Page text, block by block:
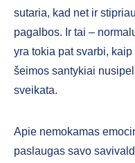
sutaria, kad net ir
pagalbos. Ir tai –
yra tokia pat svarbi,
šeimos santykiai
sveikata.
Apie nemokamas
paslaugas savo